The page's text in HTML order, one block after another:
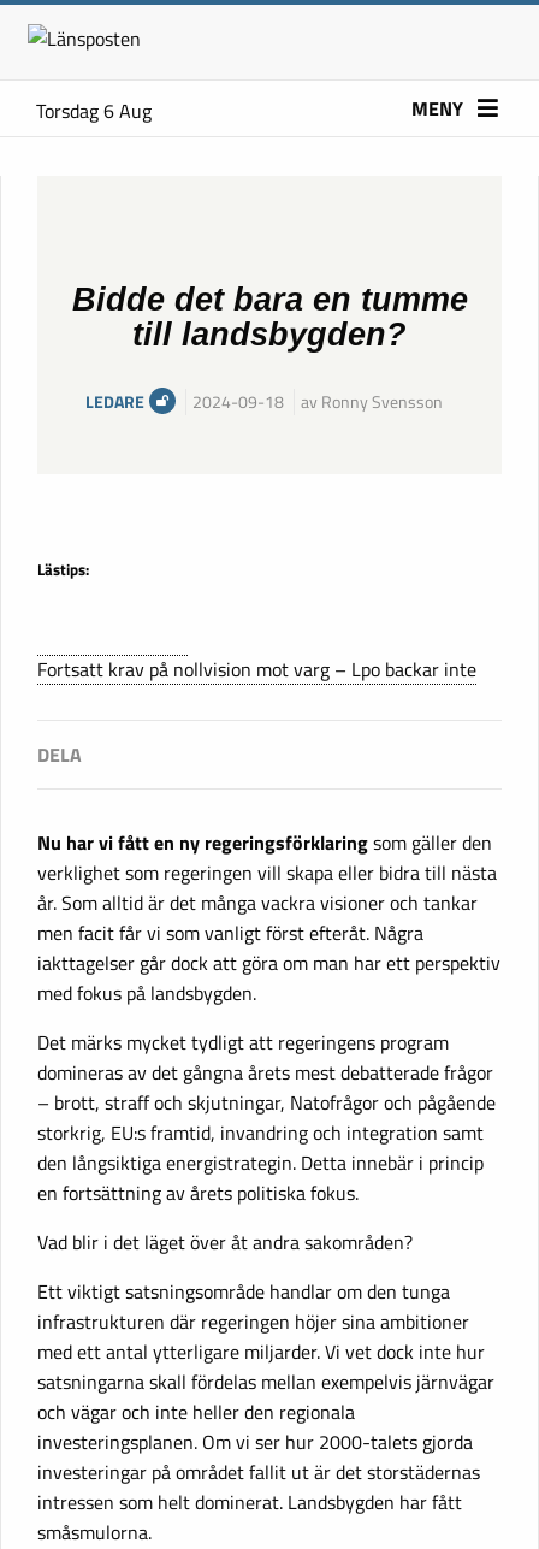
Torsdag 6 Aug MENY
Bidde det bara en tumme
till landsbygden?
LEDARE 2024-09-18 av Ronny Svensson
Lästips:
Fortsatt krav på nollvision mot varg – Lpo backar inte
Nu har vi fått en ny regeringsförklaringsom gäller den
verklighet som regeringen vill skapa eller bidra till nästa
år. Som alltid är det många vackra visioner och tankar
men facit får vi som vanligt först efteråt. Några
iakttagelser går dock att göra om man har ett perspektiv
med fokus på landsbygden.
Det märks mycket tydligt att regeringens program
domineras av det gångna årets mest debatterade frågor
– brott, straff och skjutningar, Natofrågor och pågående
storkrig, EU:s framtid, invandring och integration samt
den långsiktiga energistrategin. Detta innebär i princip
en fortsättning av årets politiska fokus.
Vad blir i det läget över åt andra sakområden?
Ett viktigt satsningsområde handlar om den tunga
infrastrukturen där regeringen höjer sina ambitioner
med ett antal ytterligare miljarder. Vi vet dock inte hur
satsningarna skall fördelas mellan exempelvis järnvägar
och vägar och inte heller den regionala
investeringsplanen. Om vi ser hur 2000-talets gjorda
investeringar på området fallit ut är det storstädernas
intressen som helt dominerat. Landsbygden har fått
småsmulorna.